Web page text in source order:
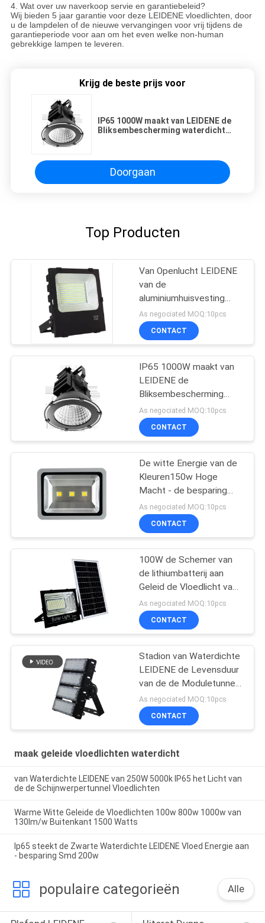
4. Wat over uw naverkoop servie en garantiebeleid?
Wij bieden 5 jaar garantie voor deze LEIDENE vloedlichten, door
u de lampdelen of de nieuwe vervangingen voor vrij tijdens de
garantieperiode voor aan om het even welke non-human
gebrekkige lampen te leveren.
Krijg de beste prijs voor
IP65 1000W maakt van LEIDENE de
Bliksembescherming waterdicht
Doorgaan
Top Producten
Van Openlucht LEIDENE
van de
aluminiumhuisvesting
100W Hoog Lumen
Geleid de Vloedlicht
Vloedinrichtingen
As negociated MOQ:10pcs
CONTACT
IP65 1000W maakt van
LEIDENE de
Bliksembescherming
waterdicht Vloedlichten
10KV
As negociated MOQ:10pcs
CONTACT
De witte Energie van de
Kleuren150w Hoge
Macht - de besparing
Shenzhen leidde Vloed
Lichte Inrichtingen
As negociated MOQ:10pcs
CONTACT
100W de Schemer van
de lithiumbatterij aan
Geleid de Vloedlicht van
Dawn Solar Motion
Sensor High Macht
As negociated MOQ:10pcs
CONTACT
Stadion van Waterdichte
LEIDENE de Levensduur
van de de Moduletunnel
Vloedlichten 200W
80000 Uren
As negociated MOQ:10pcs
CONTACT
maak geleide vloedlichten waterdicht
van Waterdichte LEIDENE van 250W 5000k IP65 het Licht van
de de Schijnwerpertunnel Vloedlichten
Warme Witte Geleide de Vloedlichten 100w 800w 1000w van
130lm/w Buitenkant 1500 Watts
Ip65 steekt de Zwarte Waterdichte LEIDENE Vloed Energie aan
- besparing Smd 200w
populaire categorieën Alle